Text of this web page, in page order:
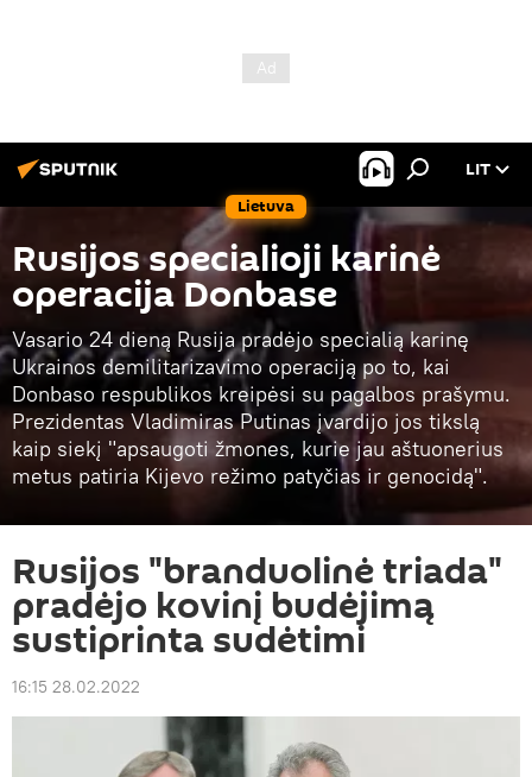
Lietuva
LIT
Rusijos specialioji karinė
operacija Donbase
Vasario 24 dieną Rusija pradėjo specialią karinę
Ukrainos demilitarizavimo operaciją po to, kai
Donbaso respublikos kreipėsi su pagalbos prašymu.
Prezidentas Vladimiras Putinas įvardijo jos tikslą
kaip siekį "apsaugoti žmones, kurie jau aštuonerius
metus patiria Kijevo režimo patyčias ir genocidą".
Rusijos "branduolinė triada"
pradėjo kovinį budėjimą
sustiprinta sudėtimi
16:15 28.02.2022